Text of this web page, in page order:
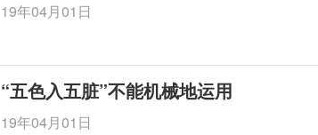
19年04月01日
“五色入五脏”不能机械地运用
19年04月01日